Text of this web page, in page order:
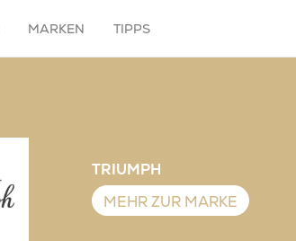
MARKEN TIPPS
TRIUMPH
MEHR ZUR MARKE